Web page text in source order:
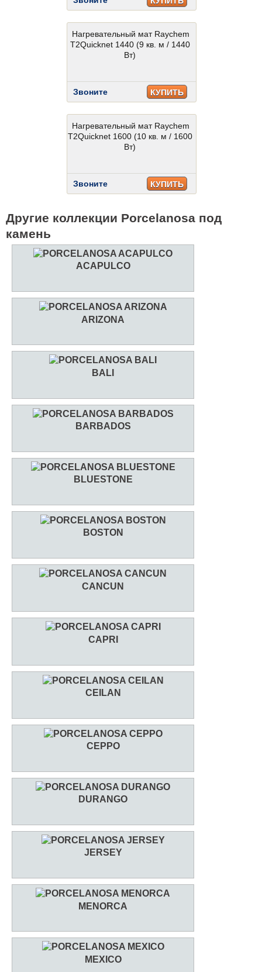
Нагревательный мат Raychem
T2Quicknet 1440 (9 кв. м / 1440
Вт)
Звоните КУПИТЬ
Нагревательный мат Raychem
T2Quicknet 1600 (10 кв. м / 1600
Вт)
Звоните КУПИТЬ
Другие коллекции Porcelanosa под
камень
ACAPULCO
ARIZONA
BALI
BARBADOS
BLUESTONE
BOSTON
CANCUN
CAPRI
CEILAN
CEPPO
DURANGO
JERSEY
MENORCA
MEXICO